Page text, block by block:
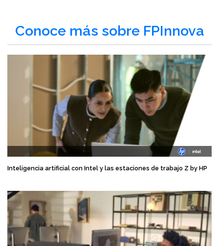
Conoce más sobre FPInnova
Inteligencia artificial con Intel y las estaciones de trabajo Z by HP